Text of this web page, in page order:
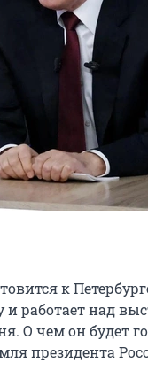
к
работает над
О чем он будет
президента